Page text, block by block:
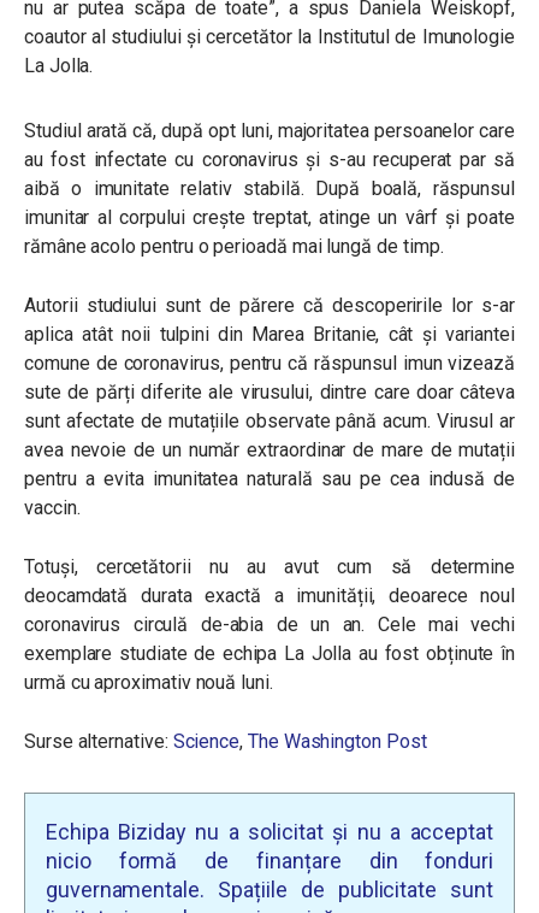
nu ar putea scăpa de toate”, a spus Daniela Weiskopf,
coautor al studiului și cercetător la Institutul de Imunologie
La Jolla.
Studiul arată că, după opt luni, majoritatea persoanelor care
au fost infectate cu coronavirus și s-au recuperat par să
aibă o imunitate relativ stabilă. După boală, răspunsul
imunitar al corpului crește treptat, atinge un vârf și poate
rămâne acolo pentru o perioadă mai lungă de timp.
Autorii studiului sunt de părere că descoperirile lor s-ar
aplica atât noii tulpini din Marea Britanie, cât și variantei
comune de coronavirus, pentru că răspunsul imun vizează
sute de părți diferite ale virusului, dintre care doar câteva
sunt afectate de mutațiile observate până acum. Virusul ar
avea nevoie de un număr extraordinar de mare de mutații
pentru a evita imunitatea naturală sau pe cea indusă de
vaccin.
Totuși, cercetătorii nu au avut cum să determine
deocamdată durata exactă a imunității, deoarece noul
coronavirus circulă de-abia de un an. Cele mai vechi
exemplare studiate de echipa La Jolla au fost obținute în
urmă cu aproximativ nouă luni.
Surse alternative: Science, The Washington Post
Echipa Biziday nu a solicitat și nu a acceptat
nicio formă de finanțare din fonduri
guvernamentale. Spațiile de publicitate sunt